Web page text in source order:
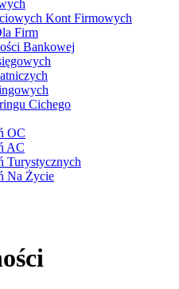
Kont Firmowych
Firm
Bankowej
Cichego
OC
AC
Turystycznych
Na Życie